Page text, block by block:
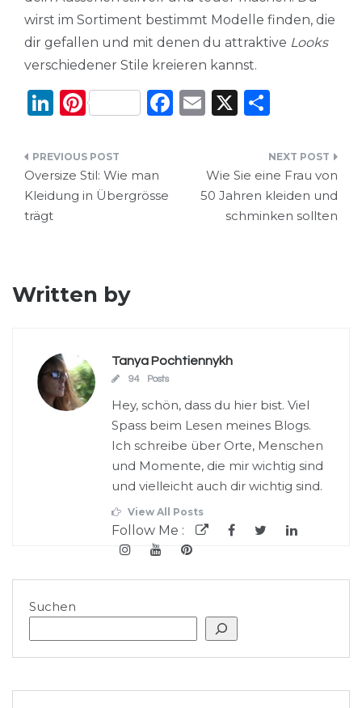
wirst im Sortiment bestimmt Modelle finden, die
dir gefallen und mit denen du attraktive Looks
verschiedener Stile kreieren kannst.
Li
k
e
dI
Pi
te
re
st
F
E
l
X
le
n
Beitragsnavigation
Oversize Stil: Wie man
Kleidung in Übergrösse
trägt
Wie Sie eine Frau von
50 Jahren kleiden und
schminken sollten
Written by
Tanya Pochtiennykh
94 Posts
Hey, schön, dass du hier bist. Viel
Spass beim Lesen meines Blogs.
Ich schreibe über Orte, Menschen
und Momente, die mir wichtig sind
und vielleicht auch dir wichtig sind.
View All Posts
Follow Me :
Suchen